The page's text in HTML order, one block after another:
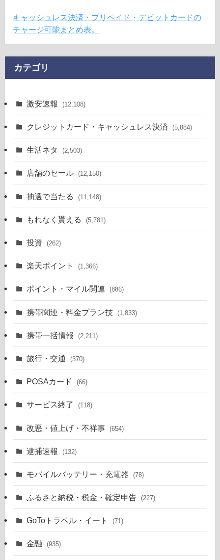
キャッシュレス決済・プリペイド・デビットカードの
チャージ可能まとめ表。
カテゴリ
激安速報 (12,108)
クレジットカード・キャッシュレス決済 (5,884)
生活ネタ (2,503)
店舗のセール (12,150)
抽選で当たる (11,148)
もれなく貰える (5,781)
投資 (262)
楽天ポイント (1,366)
ポイント・マイル関連 (886)
携帯関連・料金プラン技 (1,833)
携帯一括情報 (2,211)
旅行・交通 (370)
POSAカード (66)
サービス終了 (118)
改悪・値上げ・不祥事 (654)
逮捕速報 (132)
モバイルバッテリー・充電器 (78)
ふるさと納税・税金・確定申告 (227)
GoToトラベル・イート (71)
金融 (935)